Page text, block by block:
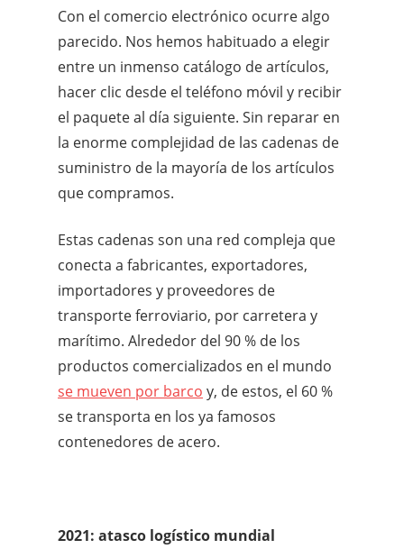
Con el comercio electrónico ocurre algo
parecido. Nos hemos habituado a elegir
entre un inmenso catálogo de artículos,
hacer clic desde el teléfono móvil y recibir
el paquete al día siguiente. Sin reparar en
la enorme complejidad de las cadenas de
suministro de la mayoría de los artículos
que compramos.
Estas cadenas son una red compleja que
conecta a fabricantes, exportadores,
importadores y proveedores de
transporte ferroviario, por carretera y
marítimo. Alrededor del 90 % de los
productos comercializados en el mundo
se mueven por barco y, de estos, el 60 %
se transporta en los ya famosos
contenedores de acero.
2021: atasco logístico mundial